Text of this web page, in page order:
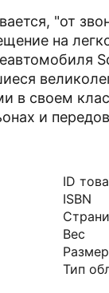
"от
на
своем
и
ID
ISBN
Вес
Тип